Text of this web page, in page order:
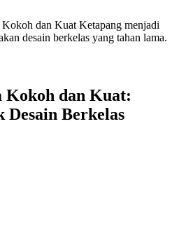
dan Kuat Ketapang menjadi
desain berkelas yang tahan lama.
Kokoh dan Kuat:
Desain Berkelas